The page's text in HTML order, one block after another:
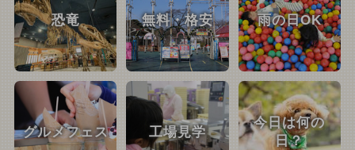
恐竜 無料・格安 雨の日OK
グルメフェス 工場見学
今日は何の
日？